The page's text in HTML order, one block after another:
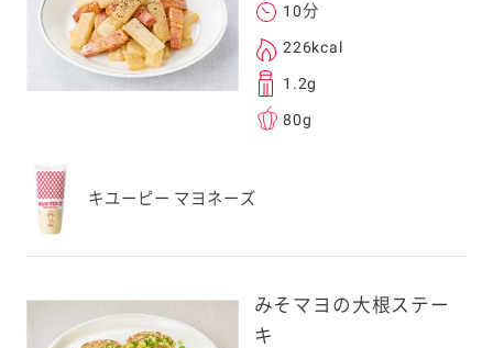
元コードをス
ォンのカメラ
るとアクセス
メールをお送りい
のメールアドレス
」を受信を許可
します。
10分
226kcal
1.2g
80g
キユーピー マヨネーズ
みそマヨの大根ステー
キ